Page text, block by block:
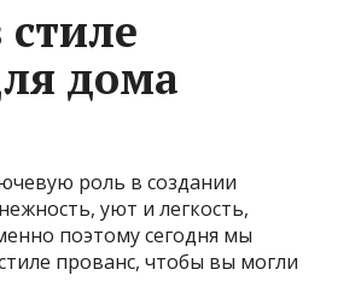
дома
роль в создании
уют и легкость,
поэтому сегодня мы
прованс, чтобы вы могли